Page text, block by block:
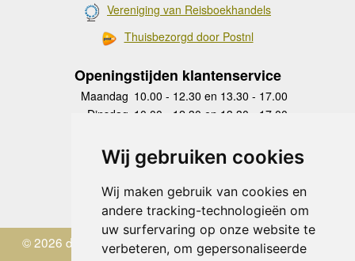
Wij gebruiken cookies
Wij maken gebruik van cookies en
andere tracking-technologieën om
uw surfervaring op onze website te
verbeteren, om gepersonaliseerde
Vereniging van Reisboekhandels
Thuisbezorgd door Postnl
Openingstijden klantenservice
Maandag 10.00 - 12.30 en 13.30 - 17.00
Dinsdag 10.00 - 12.30 en 13.30 - 17.00
Donderdag
10.00 - 12.30 en 13.30 - 17.00
Vrijdag 10.00 - 12.30 en 13.30 - 17.00
Zaterdag
gesloten
Zondag gesloten
© 2026 de Zwerver